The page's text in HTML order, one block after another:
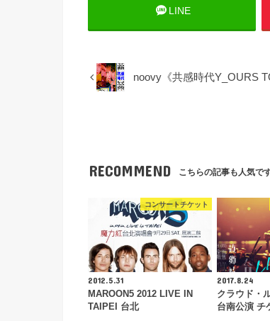
LINE
noovy《共感時代Y_OURS
RECOMMEND こちらの記事も人気です
コンサートチケット
2012.5.31
MAROON5 2012 LIVE IN
TAIPEI 台北
2017.8.24
クラウド・
台南公演 チ